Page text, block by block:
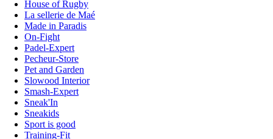
House of Rugby
La sellerie de Maé
Made in Paradis
On-Fight
Padel-Expert
Pecheur-Store
Pet and Garden
Slowood Interior
Smash-Expert
Sneak'In
Sneakids
Sport is good
Training-Fit